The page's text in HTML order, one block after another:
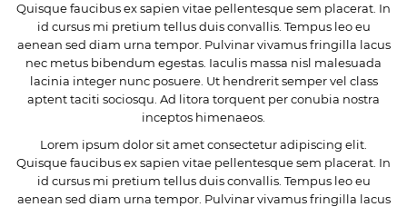
Quisque faucibus ex sapien vitae pellentesque sem placerat. In
id cursus mi pretium tellus duis convallis. Tempus leo eu
aenean sed diam urna tempor. Pulvinar vivamus fringilla lacus
nec metus bibendum egestas. Iaculis massa nisl malesuada
lacinia integer nunc posuere. Ut hendrerit semper vel class
aptent taciti sociosqu. Ad litora torquent per conubia nostra
inceptos himenaeos.
Lorem ipsum dolor sit amet consectetur adipiscing elit.
Quisque faucibus ex sapien vitae pellentesque sem placerat. In
id cursus mi pretium tellus duis convallis. Tempus leo eu
aenean sed diam urna tempor. Pulvinar vivamus fringilla lacus